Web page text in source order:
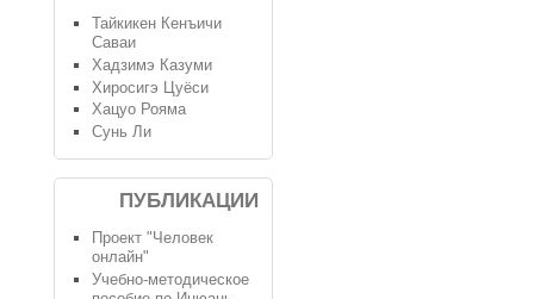
Тайкикен Кенъичи
Саваи
Хадзимэ Казуми
Хиросигэ Цуёси
Хацуо Рояма
Сунь Ли
ПУБЛИКАЦИИ
Проект "Человек
онлайн"
Учебно-методическое